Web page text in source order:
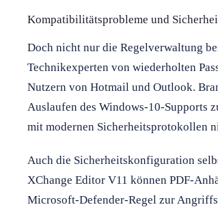
Kompatibilitätsprobleme und
Doch nicht nur die Regelverwaltung
Technikexperten von wiederholten
Nutzern von Hotmail und Outlook.
Auslaufen des Windows-10-Supports
mit modernen Sicherheitsprotokollen
Auch die Sicherheitskonfiguration
XChange Editor V11 können PDF-
Microsoft-Defender-Regel zur